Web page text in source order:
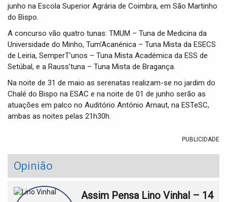
junho na Escola Superior Agrária de Coimbra, em São Martinho
do Bispo.
A concurso vão quatro tunas: TMUM – Tuna de Medicina da
Universidade do Minho, Tum’Acanénica – Tuna Mista da ESECS
de Leiria, SemperT’unos – Tuna Mista Académica da ESS de
Setúbal, e a Rauss’tuna – Tuna Mista de Bragança.
Na noite de 31 de maio as serenatas realizam-se no jardim do
Chalé do Bispo na ESAC e na noite de 01 de junho serão as
atuações em palco no Auditório António Arnaut, na ESTeSC,
ambas as noites pelas 21h30h.
PUBLICIDADE
Opinião
Assim Pensa Lino Vinhal – 14